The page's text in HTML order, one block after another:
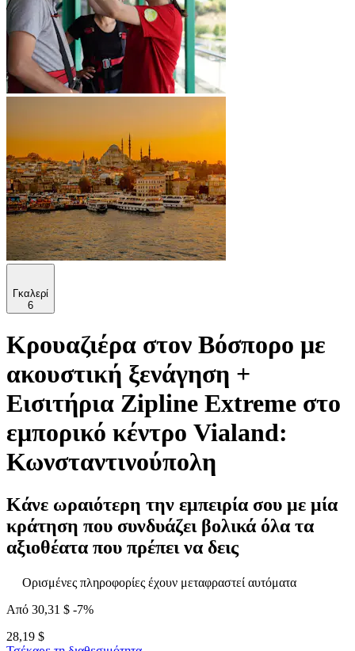
Γκαλερί
6
Κρουαζιέρα στον Βόσπορο με
ακουστική ξενάγηση +
Εισιτήρια Zipline Extreme στο
εμπορικό κέντρο Vialand:
Κωνσταντινούπολη
Κάνε ωραιότερη την εμπειρία σου με μία
κράτηση που συνδυάζει βολικά όλα τα
αξιοθέατα που πρέπει να δεις
Ορισμένες πληροφορίες έχουν μεταφραστεί αυτόματα
Από 30,31 $ -7%
28,19 $